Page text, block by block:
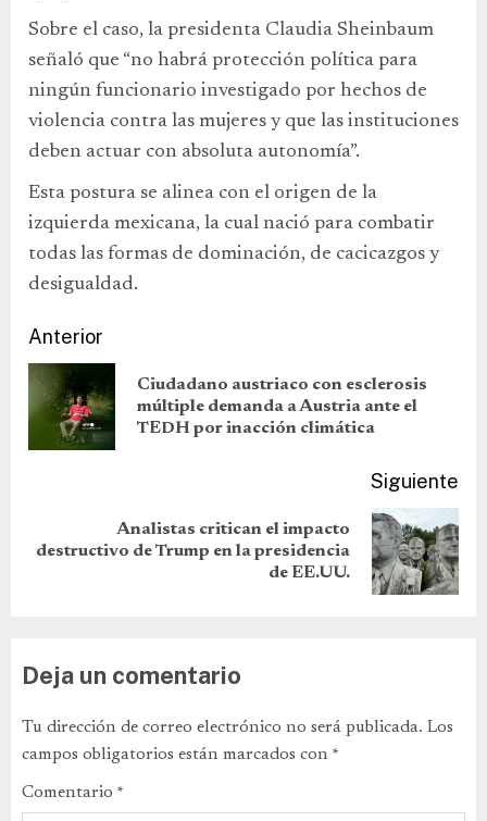
Sobre el caso, la presidenta Claudia Sheinbaum
señaló que “no habrá protección política para
ningún funcionario investigado por hechos de
violencia contra las mujeres y que las instituciones
deben actuar con absoluta autonomía”.
Esta postura se alinea con el origen de la
izquierda mexicana, la cual nació para combatir
todas las formas de dominación, de cacicazgos y
desigualdad.
Anterior
Ciudadano austriaco con esclerosis
múltiple demanda a Austria ante el
TEDH por inacción climática
Siguiente
Analistas critican el impacto
destructivo de Trump en la presidencia
de EE.UU.
Deja un comentario
Tu dirección de correo electrónico no será publicada. Los
campos obligatorios están marcados con *
Comentario *